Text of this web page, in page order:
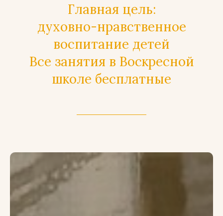
Главная цель:
духовно-нравственное
воспитание детей
Все занятия в Воскресной
школе бесплатные